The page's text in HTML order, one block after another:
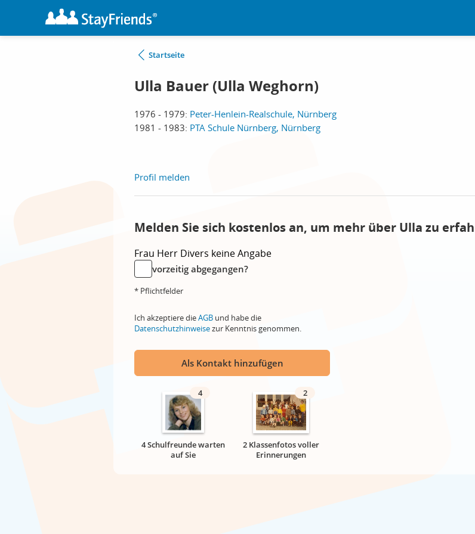
Startseite
Ulla Bauer (Ulla Weghorn)
1976 - 1979: Peter-Henlein-Realschule, Nürnberg
1981 - 1983: PTA Schule Nürnberg, Nürnberg
Profil melden
Melden Sie sich kostenlos an, um mehr über Ulla zu
Frau Herr Divers keine Angabe
vorzeitig abgegangen?
* Pflichtfelder
Ich akzeptiere dieAGB und habe die
Datenschutzhinweisezur Kenntnis genommen.
Als Kontakt hinzufügen
4
4 Schulfreunde warten
auf Sie
2
2 Klassenfotos voller
Erinnerungen